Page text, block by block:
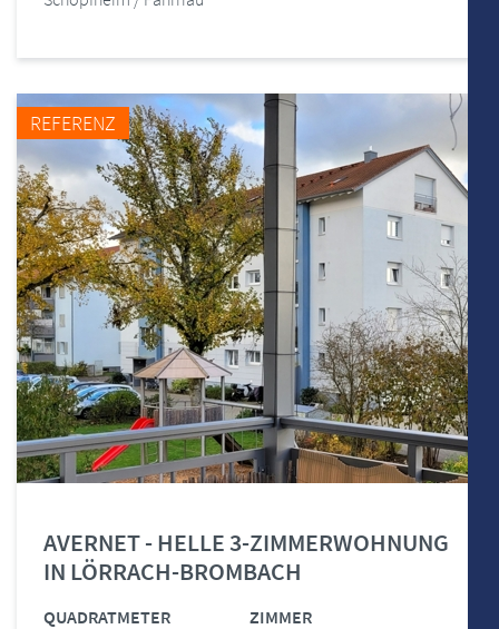
REFERENZ
AVERNET - HELLE 3-ZIMMERWOHNUNG
IN LÖRRACH-BROMBACH
QUADRATMETER
ZIMMER